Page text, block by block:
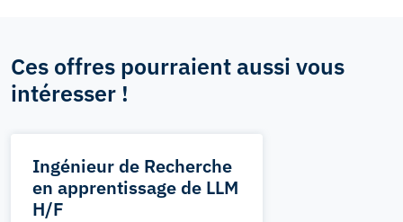
Ces offres pourraient aussi vous
intéresser !
Ingénieur de Recherche
en apprentissage de LLM
H/F